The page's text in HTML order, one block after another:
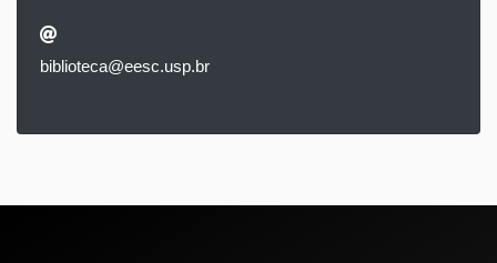
biblioteca@eesc.usp.br